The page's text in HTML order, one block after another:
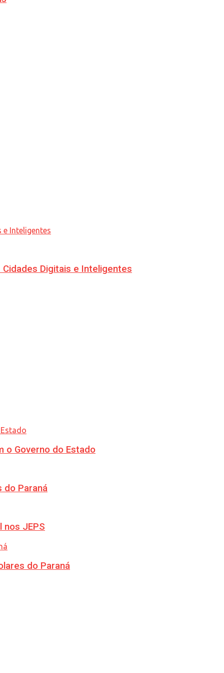
Digitais e Inteligentes
o Governo do Estado
do Paraná
JEPS
do Paraná